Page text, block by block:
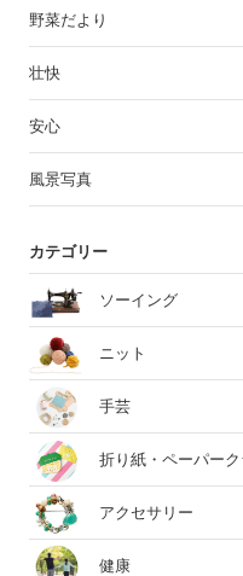
野菜だより
壮快
安心
風景写真
カテゴリー
ソーイング
ニット
手芸
折り紙・ペーパーク
アクセサリー
健康